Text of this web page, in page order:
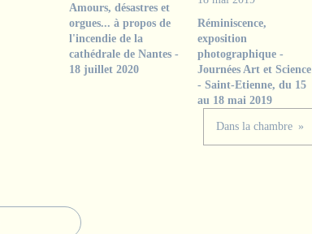
Amours, désastres et
orgues... à propos de
l'incendie de la
cathédrale de Nantes -
18 juillet 2020
Réminiscence,
exposition
photographique -
Journées Art et Science
- Saint-Etienne, du 15
au 18 mai 2019
Dans la chambre